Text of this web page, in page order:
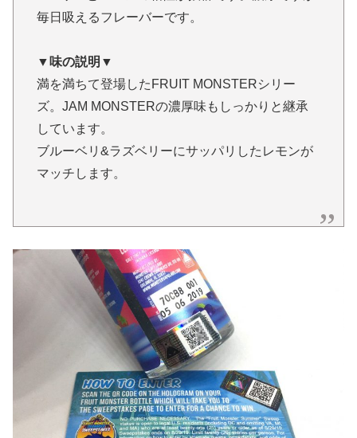
毎日吸えるフレーバーです。
▼味の説明▼
満を満ちて登場したFRUIT MONSTERシリー
ズ。JAM MONSTERの濃厚味もしっかりと継承
しています。
ブルーベリ&ラズベリーにサッパリしたレモンが
マッチします。